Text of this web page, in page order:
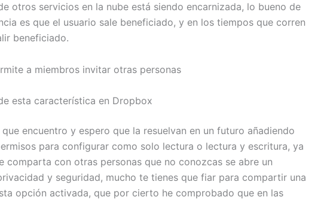
otros servicios en la nube está siendo encarnizada, lo bueno de
es que el usuario sale beneficiado, y en los tiempos que corren
beneficiado.
esta característica en Dropbox
encuentro y espero que la resuelvan en un futuro añadiendo
para configurar como solo lectura o lectura y escritura, ya
comparta con otras personas que no conozcas se abre un
y seguridad, mucho te tienes que fiar para compartir una
opción activada, que por cierto he comprobado que en las